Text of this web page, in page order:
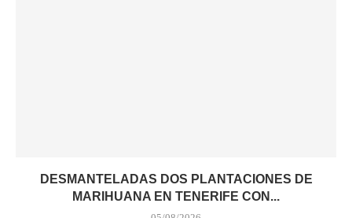
DESMANTELADAS DOS PLANTACIONES DE
MARIHUANA EN TENERIFE CON...